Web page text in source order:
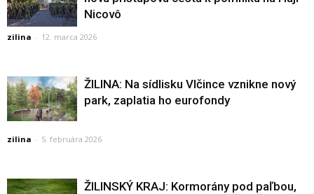
Nicovô
zilina - 12. marca 2026
ŽILINA: Na sídlisku Vlčince vznikne nový
park, zaplatia ho eurofondy
zilina - 5. februára 2026
ŽILINSKÝ KRAJ: Kormorány pod paľbou,